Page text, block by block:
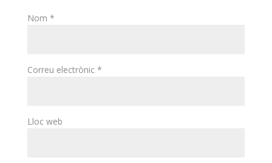
Nom *
Correu electrònic *
Lloc web